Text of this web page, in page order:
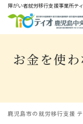
障がい者就労移⾏⽀援事業所テ
お金を使
鹿児島市の就労移行支援